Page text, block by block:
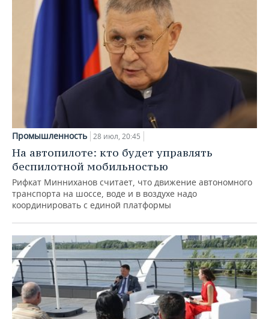
Промышленность 28 июл, 20:45
На автопилоте: кто будет управлять
беспилотной мобильностью
Рифкат Минниханов считает, что движение автономного
транспорта на шоссе, воде и в воздухе надо
координировать с единой платформы